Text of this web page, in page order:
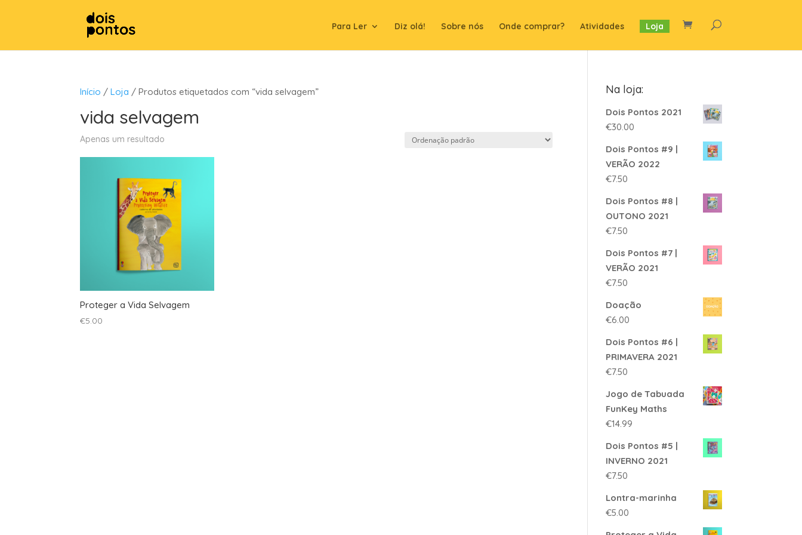
Para Ler Diz olá! Sobre nós Onde comprar? Atividades Loja
Início /Loja / Produtos etiquetados com “vida selvagem”
vida selvagem
Apenas um resultado
Proteger a Vida Selvagem
€5.00
Na loja:
Dois Pontos 2021
€30.00
Dois Pontos #9 |
VERÃO 2022
€7.50
Dois Pontos #8 |
OUTONO 2021
€7.50
Dois Pontos #7 |
VERÃO 2021
€7.50
Doação
€6.00
Dois Pontos #6 |
PRIMAVERA 2021
€7.50
Jogo de Tabuada
FunKey Maths
€14.99
Dois Pontos #5 |
INVERNO 2021
€7.50
Lontra-marinha
€5.00